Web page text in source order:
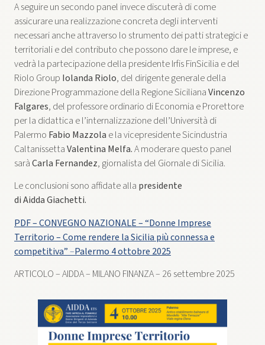
A seguire un secondo panel invece discuterà di come
assicurare una realizzazione concreta degli interventi
necessari anche attraverso lo strumento dei patti strategici e
territoriali e del contributo che possono dare le imprese, e
vedrà la partecipazione della presidente Irfis FinSicilia e del
Riolo Group Iolanda Riolo, del dirigente generale della
Direzione Programmazione della Regione SicilianaVincenzo
Falgares, del professore ordinario di Economia e Prorettore
per la didattica e l’internalizzazione dell’Università di
Palermo Fabio Mazzola e la vicepresidente Sicindustria
CaltanissettaValentina Melfa.A moderare questo panel
saràCarla Fernandez, giornalista del Giornale di Sicilia.
Le conclusioni sono affidate alla presidente
di Aidda Giachetti.
PDF – CONVEGNO NAZIONALE – “Donne Imprese
Territorio – Come rendere la Sicilia più connessa e
competitiva”–Palermo 4 ottobre 2025
ARTICOLO – AIDDA – MILANO FINANZA – 26 settembre 2025